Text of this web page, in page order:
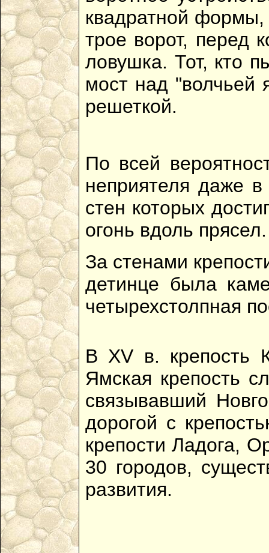
квадратной
трое ворот, перед
ловушка. Тот, кто
мост над "волчьей
решеткой.
По всей
неприятеля даже
стен которых
огонь вдоль прясел.
За стенами
детинце была
четырехстолпная
В XV в. крепость
Ямская крепость
связывавший
дорогой с
крепости Ладога,
30 городов,
развития.